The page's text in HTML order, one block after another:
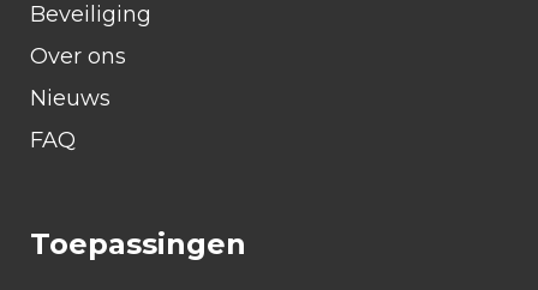
Beveiliging
Over ons
Nieuws
FAQ
Toepassingen